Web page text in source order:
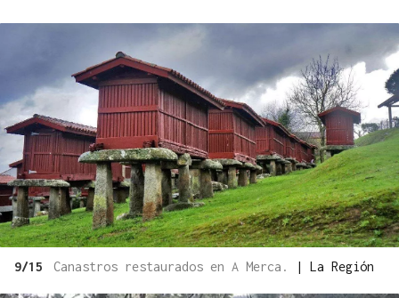
9/15 Canastros restaurados en A Merca. | La Región